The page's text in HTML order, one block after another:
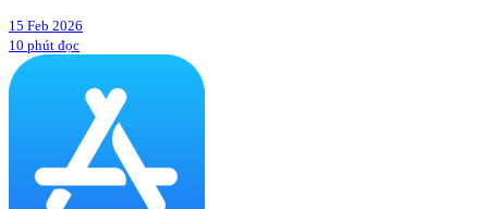
15 Feb 2026
10 phút đọc